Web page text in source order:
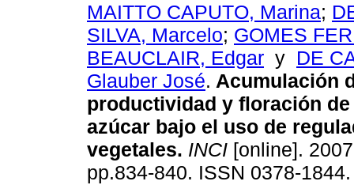
MAITTO CAPUTO, Marina;
SILVA, Marcelo; GOMES
BEAUCLAIR, Edgar y DE
Glauber José. Acumulación
productividad y floración de
azúcar bajo el uso de
vegetales. INCI [online].
pp.834-840. ISSN 0378-1844.